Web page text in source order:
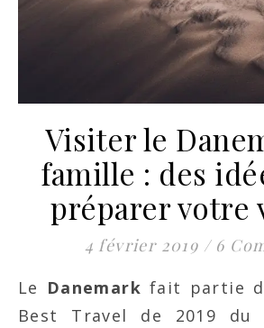
Visiter le
famille : des
préparer votre
4 février 2019 / 6
Le Danemark fait partie
Best Travel de 2019 du